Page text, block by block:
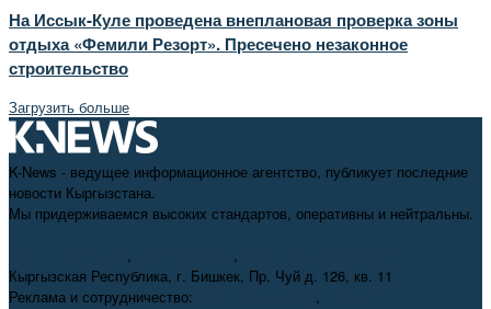
На Иссык-Куле проведена внеплановая проверка зоны
отдыха «Фемили Резорт». Пресечено незаконное
строительство
Загрузить больше
K-News - ведущее информационное агентство, публикует последние
новости Кыргызстана.
Мы придерживаемся высоких стандартов, оперативны и нейтральны.
, ,
Кыргызская Республика, г. Бишкек, Пр. Чуй д. 126, кв. 11
Реклама и сотрудничество:
,